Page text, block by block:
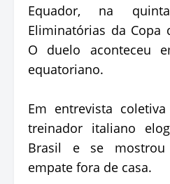
Equador, na
Eliminatórias da Copa
O duelo aconteceu
equatoriano.
Em entrevista
treinador italiano
Brasil e se
empate fora de casa.